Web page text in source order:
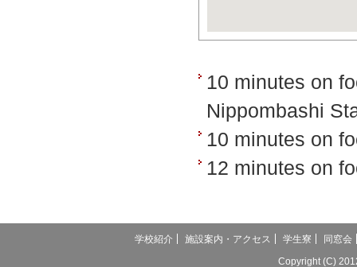
10 minutes on
Nippombashi
10 minutes on
12 minutes on
学校紹介 施設案内・アクセス 学生寮 同窓会
Copyright (C)